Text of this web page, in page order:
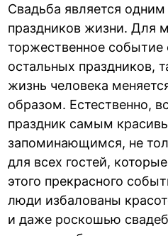
Свадьба является
праздников жизни. Для
торжественное событие
остальных праздников,
жизнь человека
образом. Естественно,
праздник самым
запоминающимся, не
для всех гостей,
этого прекрасного
люди избалованы
и даже роскошью